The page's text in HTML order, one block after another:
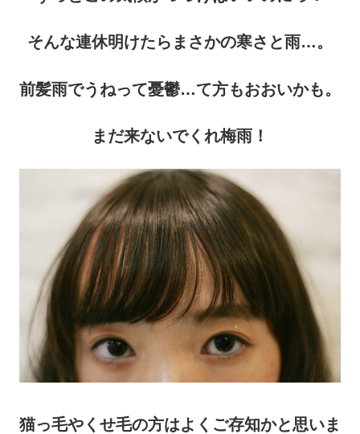
そんな連休明けたらまさかの寒さと雨…。
前髪雨でうねって憂鬱…て方もおおいかも。
まだ来ないでくれ梅雨！
猫っ毛やくせ毛の方はよくご存知かと思いま